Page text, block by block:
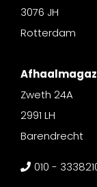
3076 JH
Rotterdam
Zweth 24A
2991 LH
Barendrecht
010 -